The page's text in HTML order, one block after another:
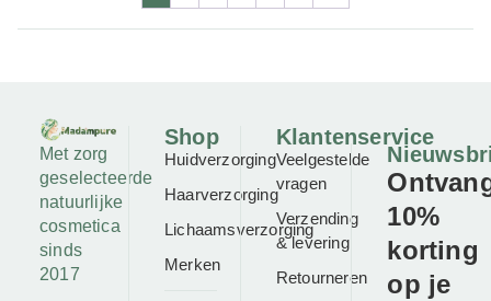
Met zorg
geselecteerde
natuurlijke
cosmetica
sinds
2017
Shop
Huidverzorging
Haarverzorging
Lichaamsverzorging
Merken
Klantenservice
Veelgestelde
vragen
Verzending
& levering
Retourneren
10%
korting
op je